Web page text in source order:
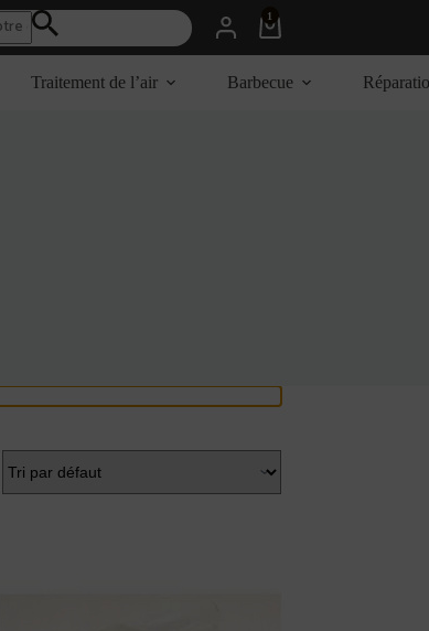
Panier
d’achat
1
Traitement de l’air Barbecue